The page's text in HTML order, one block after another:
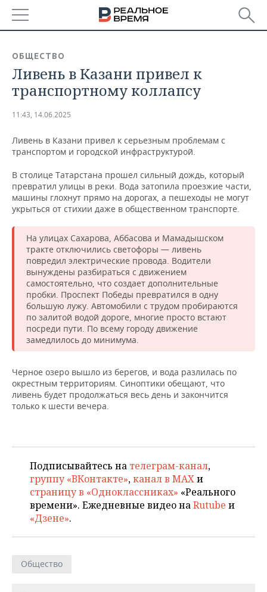
БАШКОРТОСТАН
ТАТАРСТАН
НОВОСТИ
АНАЛИТИКА
ДЕКЛАРАЦИИ О ДОХОДАХ
КОРОЛИ ГОСЗАКАЗА ПФО
ВУЗЫ ТАТАРСТАНА
КОМУ ПРИНАДЛЕЖАТ
ТОРГОВЫЕ ЦЕНТРЫ
ТАТАРСТАНА
НОВОСТИ ЭКОНОМИКИ
ФИНАНСЫ
БАНКИ
БЮДЖЕТ
ИНВЕСТИЦИИ
ПРОМЫШЛЕННОСТЬ
НОВОСТИ
ПРОМЫШЛЕННОСТИ
АГРОПРОМ
МАШИНОСТРОЕНИЕ
НЕФТЕХИМИЯ
НЕФТЬ
ОПК
ЭНЕРГЕТИКА
НЕДВИЖИМОСТЬ
НОВОСТИ НЕДВИЖИМОСТИ
АВТО
НОВОСТИ АВТО
БИЗНЕС
НОВОСТИ БИЗНЕСА
РОЗНИЧНАЯ ТОРГОВЛЯ
ТРАНСПОРТ
УСЛУГИ
ТЕХНОЛОГИИ
НОВОСТИ ТЕХНОЛОГИЙ
МЕДИА
ТЕЛЕКОММУНИКАЦИИ
МЕРОПРИЯТИЯ
НОВОСТИ МЕРОПРИЯТИЙ
ВЫЕЗДНАЯ РЕДАКЦИЯ
БИЗНЕС-БРАНЧИ
ONLINE-КОНФЕРЕНЦИИ
СПОРТ
НОВОСТИ СПОРТА
ФУТБОЛ
ХОККЕЙ
КИБЕРСПОРТ
ФИГУРНОЕ КАТАНИЕ
ВОДНЫЕ ВИДЫ СПОРТА
ХОККЕЙ С МЯЧОМ
ОБЩЕСТВО
НОВОСТИ ОБЩЕСТВА
ВЛАСТЬ
КУЛЬТУРА
МЕДИЦИНА
ОБРАЗОВАНИЕ
ПРОИСШЕСТВИЯ
ФОТОГАЛЕРЕЯ
СЮЖЕТЫ
СПИСОК КОМПАНИЙ
ОБЩЕСТВО
Ливень в Казани привел к
транспортному коллапсу
11:43, 14.06.2025
Ливень в Казани привел к серьезным проблемам с
транспортом и городской инфраструктурой.
В столице Татарстана прошел сильный дождь, который
превратил улицы в реки. Вода затопила проезжие части,
машины глохнут прямо на дорогах, а пешеходы не могут
укрыться от стихии даже в общественном транспорте.
На улицах Сахарова, Аббасова и Мамадышском
тракте отключились светофоры — ливень
повредил электрические провода. Водители
вынуждены разбираться с движением
самостоятельно, что создает дополнительные
пробки. Проспект Победы превратился в одну
большую лужу. Автомобили с трудом пробираются
по залитой водой дороге, многие просто встают
посреди пути. По всему городу движение
замедлилось до минимума.
Черное озеро вышло из берегов, и вода разлилась по
окрестным территориям. Синоптики обещают, что
ливень будет продолжаться весь день и закончится
только к шести вечера.
Подписывайтесь на телеграм-канал,
группу «ВКонтакте»,канал в MAXи
страницу в «Одноклассниках» «Реального
времени». Ежедневные видео наRutube и
«Дзене».
Общество